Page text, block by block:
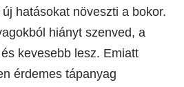
hatásokat növeszti a bokor.
hiányt szenved, a
kevesebb lesz. Emiatt
érdemes tápanyag